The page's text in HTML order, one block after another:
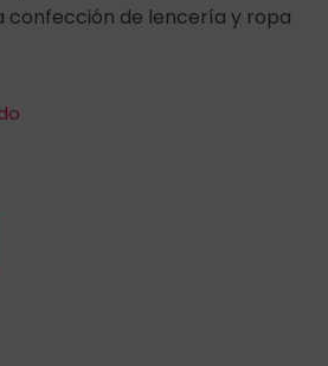
confección de lencería y ropa